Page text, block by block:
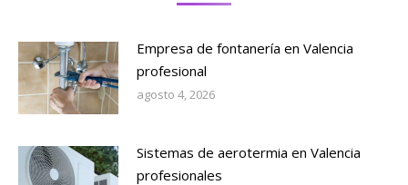
Empresa de fontanería en Valencia
profesional
agosto 4, 2026
Sistemas de aerotermia en Valencia
profesionales